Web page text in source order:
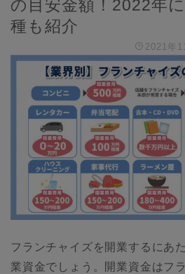
の目安金額！2022年
種も紹介
2021年
フランチャイズを開業するにあ
業資金でしょう。開業資金はフ